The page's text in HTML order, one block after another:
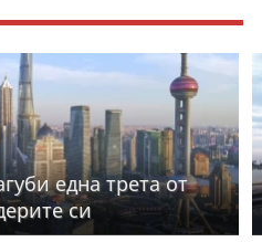
една трета от
си